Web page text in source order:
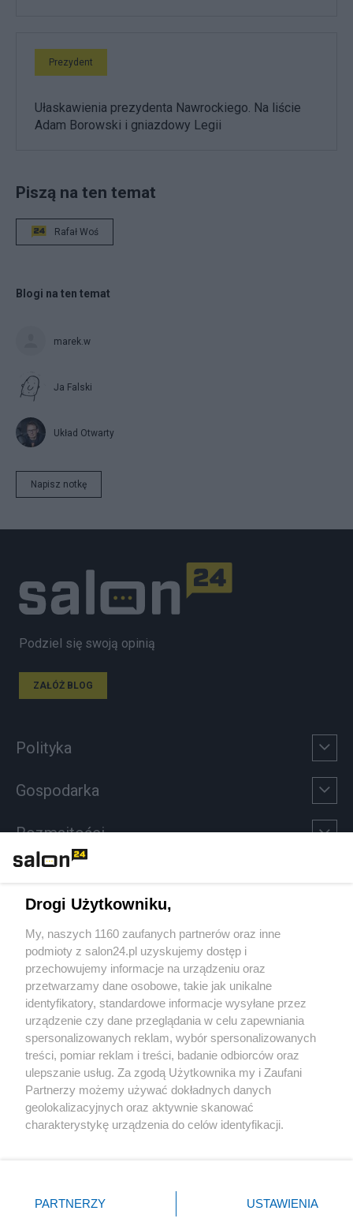
Prezydent
Ułaskawienia prezydenta Nawrockiego. Na liście
Adam Borowski i gniazdowy Legii
Piszą na ten temat
Rafał Woś
Blogi na ten temat
marek.w
Ja Falski
Układ Otwarty
Napisz notkę
Podziel się swoją opinią
ZAŁÓŻ BLOG
Polityka
Gospodarka
Rozmaitości
Sport
Społeczeństwo
Kultura
X Facebook Instagram Youtube
Drogi Użytkowniku,
My, naszych 1160 zaufanych partnerów oraz inne
podmioty z salon24.pl uzyskujemy dostęp i
przechowujemy informacje na urządzeniu oraz
przetwarzamy dane osobowe, takie jak unikalne
identyfikatory, standardowe informacje wysyłane przez
urządzenie czy dane przeglądania w celu zapewniania
spersonalizowanych reklam, wybór spersonalizowanych
treści, pomiar reklam i treści, badanie odbiorców oraz
ulepszanie usług. Za zgodą Użytkownika my i Zaufani
Partnerzy możemy używać dokładnych danych
geolokalizacyjnych oraz aktywnie skanować
charakterystykę urządzenia do celów identyfikacji.
zmienić/wycofać klikając przycisk ustawień prywatności
znajdujący się w lewym dolnym rogu strony
PARTNERZY USTAWIENIA